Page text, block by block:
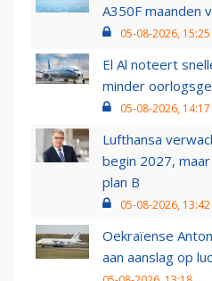
A350F maanden
05-08-2026, 15:25
El Al noteert
minder
05-08-2026, 14:17
Lufthansa
begin 2027,
plan B
05-08-2026, 13:42
Oekraïense
aan aanslag op